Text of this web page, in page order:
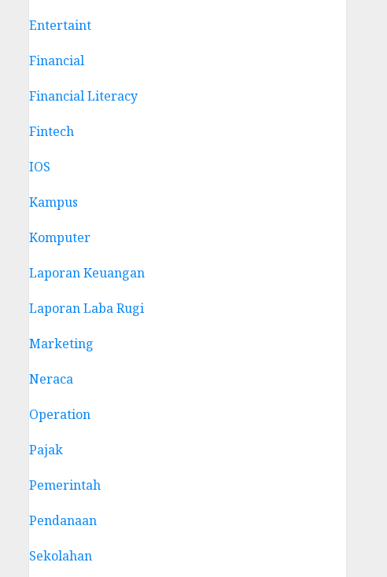
Entertaint
Financial
Financial Literacy
Fintech
IOS
Kampus
Komputer
Laporan Keuangan
Laporan Laba Rugi
Marketing
Neraca
Operation
Pajak
Pemerintah
Pendanaan
Sekolahan